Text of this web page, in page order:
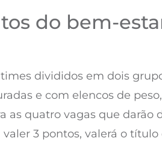
do bem-
divididos em dois
e com elencos de
as quatro vagas que
3 pontos, valerá o